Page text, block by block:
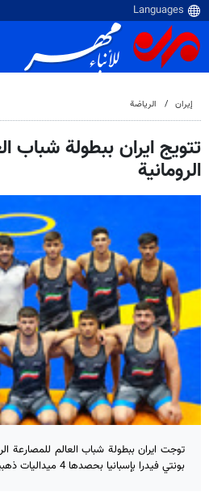
إيران الرياضة
تتويج ايران ببطولة شباب
الرومانية
توجت ايران ببطولة شباب العالم للمصارعة
بونتي فيدرا بإسبانيا بحصدها 4 ميداليات ذهبية و 1 فضية و 1 برونزية.